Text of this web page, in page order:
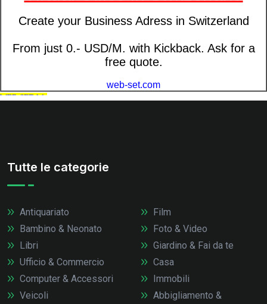
Tutte le categorie
Antiquariato
Bambino & Neonato
Libri
Ufficio & Commercio
Computer & Accessori
Veicoli
Film
Foto & Video
Giardino & Fai da te
Casa
Immobili
Abbigliamento &